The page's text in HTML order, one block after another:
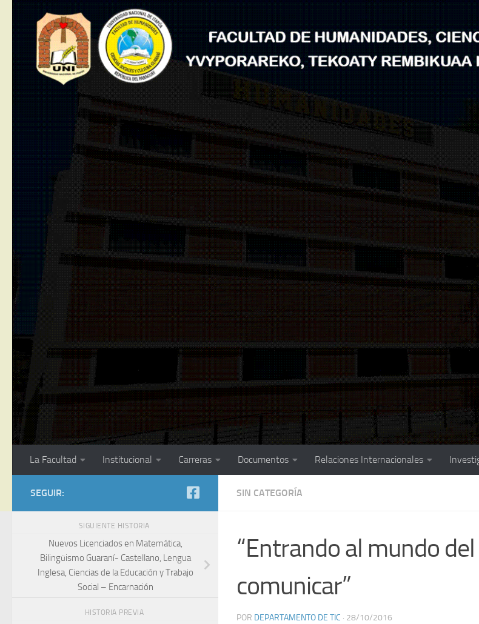
Saltar al contenido
La Facultad Institucional Carreras Documentos Relaciones Internacionales
SIN CATEGORÍA
“Entrando al mundo
comunicar”
POR DEPARTAMENTO DE TIC · 28/10/2016
SEGUIR:
SIGUIENTE HISTORIA
Nuevos Licenciados en Matemática,
Bilingüismo Guaraní- Castellano, Lengua
Inglesa, Ciencias de la Educación y Trabajo
Social – Encarnación
HISTORIA PREVIA